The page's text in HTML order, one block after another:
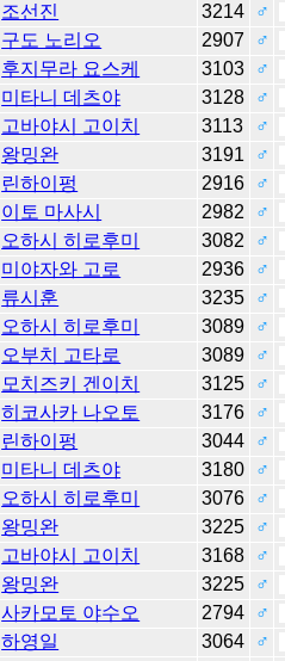
조선진 3214
♂
구도 노리오 2907
♂
후지무라 요스케 3103
♂
미타니 데츠야 3128
♂
고바야시 고이치 3113
♂
왕밍완 3191
♂
린하이펑 2916
♂
이토 마사시 2982
♂
오하시 히로후미 3082
♂
미야자와 고로 2936
♂
류시훈 3235
♂
오하시 히로후미 3089
♂
오부치 고타로 3089
♂
모치즈키 겐이치 3125
♂
히코사카 나오토 3176
♂
린하이펑 3044
♂
미타니 데츠야 3180
♂
오하시 히로후미 3076
♂
왕밍완 3225
♂
고바야시 고이치 3168
♂
왕밍완 3225
♂
사카모토 야수오 2794
♂
하영일 3064
♂